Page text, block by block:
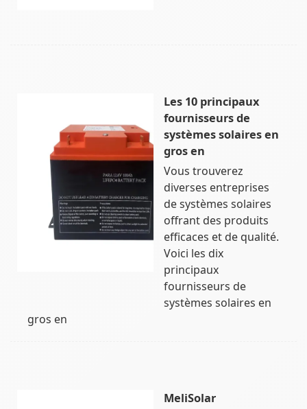
Les 10 principaux
fournisseurs de
systèmes solaires en
gros en
Vous trouverez
diverses entreprises
de systèmes solaires
offrant des produits
efficaces et de qualité.
Voici les dix
principaux
fournisseurs de
systèmes solaires en
gros en
MeliSolar